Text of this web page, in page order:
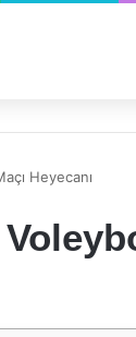
Heyecanı